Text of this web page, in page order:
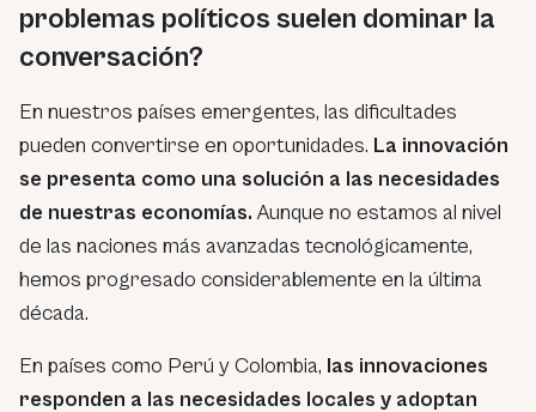
problemas políticos suelen dominar la
conversación?
En nuestros países emergentes, las dificultades
pueden convertirse en oportunidades. La innovación
se presenta como una solución a las necesidades
de nuestras economías. Aunque no estamos al nivel
de las naciones más avanzadas tecnológicamente,
hemos progresado considerablemente en la última
década.
En países como Perú y Colombia, las innovaciones
responden a las necesidades locales y adoptan